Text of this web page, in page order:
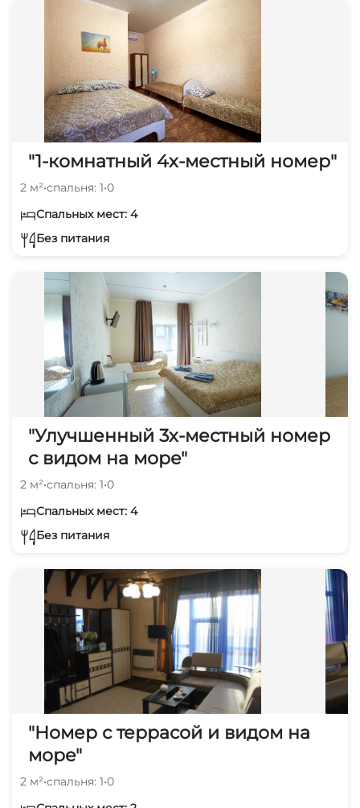
"1-комнатный 4х-местный номер"
2 м²•спальня: 1•0
Спальных мест: 4
Без питания
"Улучшенный 3х-местный номер
с видом на море"
2 м²•спальня: 1•0
Спальных мест: 4
Без питания
"Номер с террасой и видом на
море"
2 м²•спальня: 1•0